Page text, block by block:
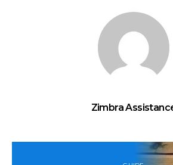
Zimbra